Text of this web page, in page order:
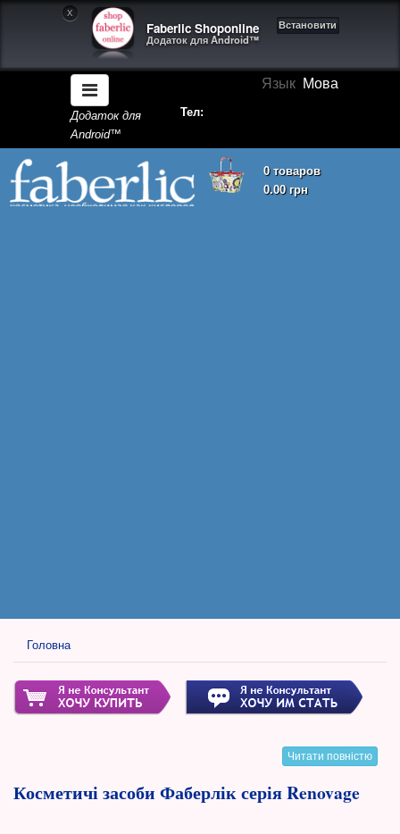
X
Faberlic Shoponline
Додаток для Android™
Встановити
Язык Мова
Додаток для
Android™
Тел:
0 товаров
0.00 грн
Кошик покупок порожній!
Головна
Читати повністю
Косметичі засоби Фаберлік серія Renovage